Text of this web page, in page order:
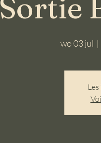
Sortie
wo 03 jul
  |